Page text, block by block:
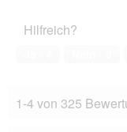
g
e
n
e
5
Hilfreich?
1-4 von 325